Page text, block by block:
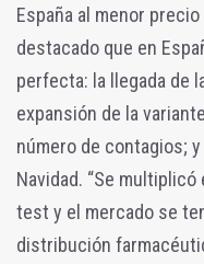
España al menor
destacado que en
perfecta: la llegada de
expansión de la
número de contagios;
Navidad. “Se
test y el mercado se
distribución